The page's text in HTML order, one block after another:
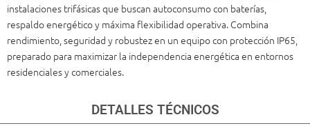
instalaciones trifásicas que buscan autoconsumo con baterías,
respaldo energético y máxima flexibilidad operativa. Combina
rendimiento, seguridad y robustez en un equipo con protección IP65,
preparado para maximizar la independencia energética en entornos
residenciales y comerciales.
DETALLES TÉCNICOS